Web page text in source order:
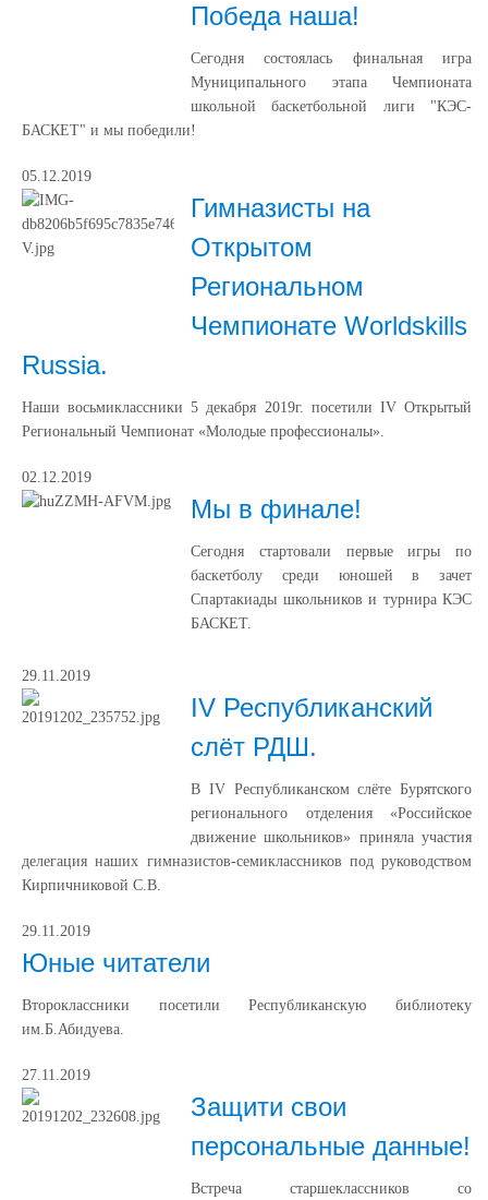
Победа наша!
Сегодня состоялась финальная игра
Муниципального этапа Чемпионата
школьной баскетбольной лиги "КЭС-
БАСКЕТ" и мы победили!
05.12.2019
Гимназисты на
Открытом
Региональном
Чемпионате Worldskills
Russia.
Наши восьмиклассники 5 декабря 2019г. посетили IV Открытый
Региональный Чемпионат «Молодые профессионалы».
02.12.2019
Мы в финале!
Сегодня стартовали первые игры по
баскетболу среди юношей в зачет
Спартакиады школьников и турнира КЭС
БАСКЕТ.
29.11.2019
IV Республиканский
слёт РДШ.
В IV Республиканском слёте Бурятского
регионального отделения «Российское
движение школьников» приняла участия
делегация наших гимназистов-семиклассников под руководством
Кирпичниковой С.В.
29.11.2019
Юные читатели
Второклассники посетили Республиканскую библиотеку
им.Б.Абидуева.
27.11.2019
Защити свои
персональные данные!
Встреча старшеклассников со